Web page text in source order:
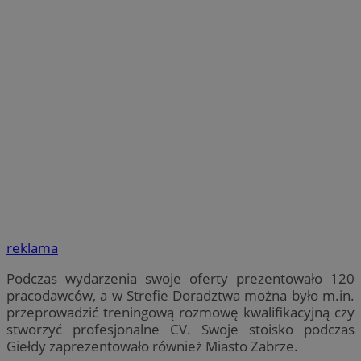
reklama
Podczas wydarzenia swoje oferty prezentowało 120
pracodawców, a w Strefie Doradztwa można było m.in.
przeprowadzić treningową rozmowę kwalifikacyjną czy
stworzyć profesjonalne CV. Swoje stoisko podczas
Giełdy zaprezentowało również Miasto Zabrze.